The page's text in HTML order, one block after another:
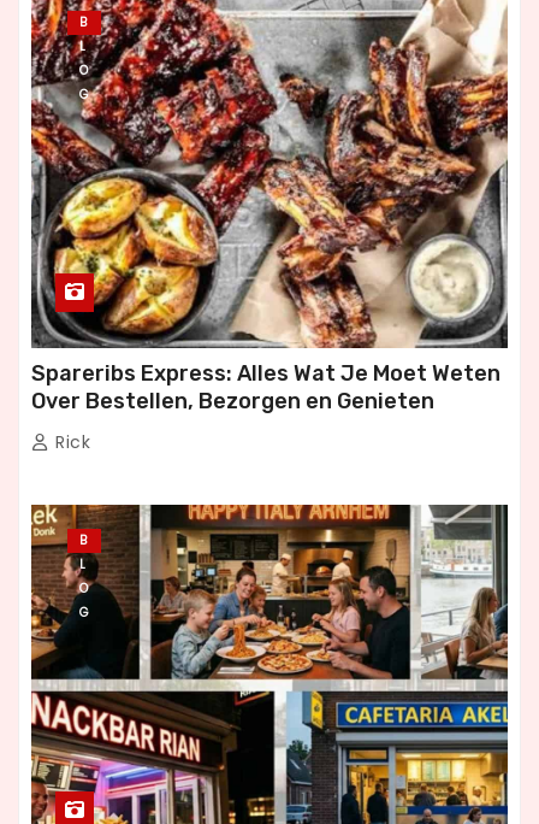
B
L
O
G
Spareribs Express: Alles Wat Je Moet Weten
Over Bestellen, Bezorgen en Genieten
Rick
B
L
O
G